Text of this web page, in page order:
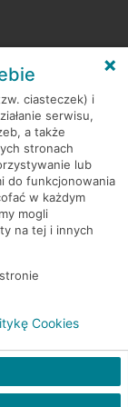
zastrzeżone
ciasteczek) i
serwisu,
a także
stronach
lub
do funkcjonowania
w każdym
mogli
na tej i innych
Cookies